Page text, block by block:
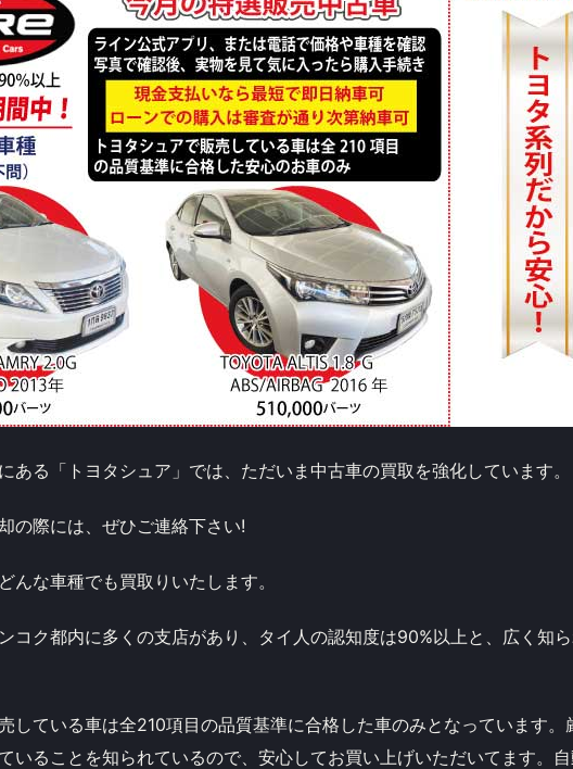
ある「トヨタシュア」では、ただいま中古車の買取を強化しています。
の際には、ぜひご連絡下さい!
んな車種でも買取りいたします。
コク都内に多くの支店があり、タイ人の認知度は90%以上と、広く知
している車は全210項目の品質基準に合格した車のみとなっています。
いることを知られているので、安心してお買い上げいただいてます。